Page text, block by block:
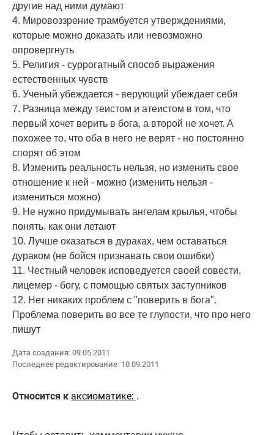
другие над ними думают
4. Мировоззрение трамбуется утверждениями,
которые можно доказать или невозможно
опровергнуть
5. Религия - суррогатный способ выражения
естественных чувств
6. Ученый убеждается - верующий убеждает себя
7. Разница между теистом и атеистом в том, что
первый хочет верить в бога, а второй не хочет. А
похожее то, что оба в него не верят - но постоянно
спорят об этом
8. Изменить реальность нельзя, но изменить свое
отношение к ней - можно (изменить нельзя -
измениться можно)
9. Не нужно придумывать ангелам крылья, чтобы
понять, как они летают
10. Лучше оказаться в дураках, чем оставаться
дураком (не бойся признавать свои ошибки)
11. Честный человек исповедуется своей совести,
лицемер - богу, с помощью святых заступников
12. Нет никаких проблем с "поверить в бога".
Проблема поверить во все те глупости, что про него
пишут
Дата создания: 09.05.2011
Последнее редактирование: 10.09.2011
Относится к аксиоматике: .